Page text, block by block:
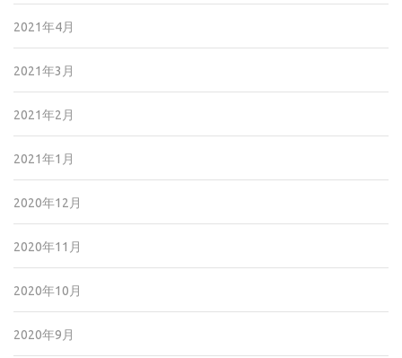
2021年4月
2021年3月
2021年2月
2021年1月
2020年12月
2020年11月
2020年10月
2020年9月